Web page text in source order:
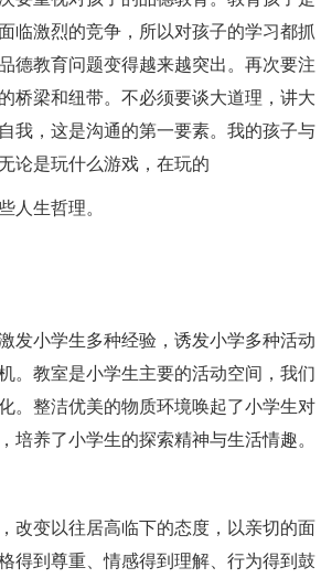
临激烈的竞争，所以对孩子的学习都抓
德教育问题变得越来越突出。再次要注
桥梁和纽带。不必须要谈大道理，讲大
我，这是沟通的第一要素。我的孩子与
论是玩什么游戏，在玩的
生哲理。
发小学生多种经验，诱发小学多种活动
。教室是小学生主要的活动空间，我们
。整洁优美的物质环境唤起了小学生对
养了小学生的探索精神与生活情趣。
改变以往居高临下的态度，以亲切的面
得到尊重、情感得到理解、行为得到鼓